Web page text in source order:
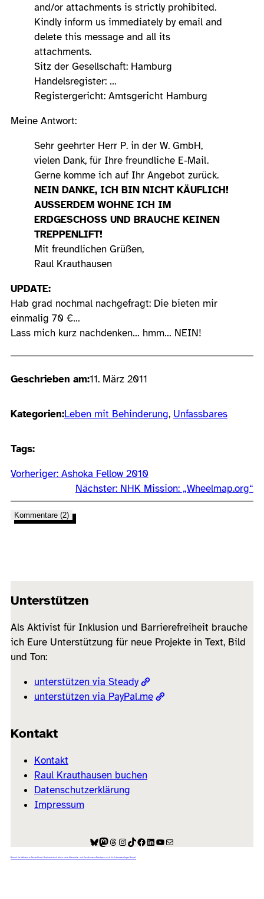
and/or attachments is strictly prohibited.
Kindly inform us immediately by email and
delete this message and all its
attachments.
Sitz der Gesellschaft: Hamburg
Handelsregister: …
Registergericht: Amtsgericht Hamburg
Meine Antwort:
Sehr geehrter Herr P. in der W. GmbH,
vielen Dank, für Ihre freundliche E-Mail.
Gerne komme ich auf Ihr Angebot zurück.
NEIN DANKE, ICH BIN NICHT KÄUFLICH!
AUSSERDEM WOHNE ICH IM
ERDGESCHOSS UND BRAUCHE KEINEN
TREPPENLIFT!
Mit freundlichen Grüßen,
Raul Krauthausen
UPDATE:
Hab grad nochmal nachgefragt: Die bieten mir
einmalig 70 €…
Lass mich kurz nachdenken… hmm… NEIN!
Geschrieben am:11. März 2011
Kategorien:Leben mit Behinderung, Unfassbares
Tags:
Vorheriger: Ashoka Fellow 2010
Nächster: NHK Mission: „Wheelmap.org“
Kommentare (2)
Unterstützen
Als Aktivist für Inklusion und Barrierefreiheit brauche
ich Eure Unterstützung für neue Projekte in Text, Bild
und Ton:
unterstützen via Steady
unterstützen via PayPal.me
Kontakt
Kontakt
Raul Krauthausen buchen
Datenschutzerklärung
Impressum
Bluesky
Mastodon
Threads
Instagram
TikTok
Facebook
LinkedIn
YouTube
E-Mail
Manual für Inklusion in Deutschland: Barrierefreiheit leben ohne Alternative – mit Krauthausens Prinzipien auch für Schornsteinfeger Manuel